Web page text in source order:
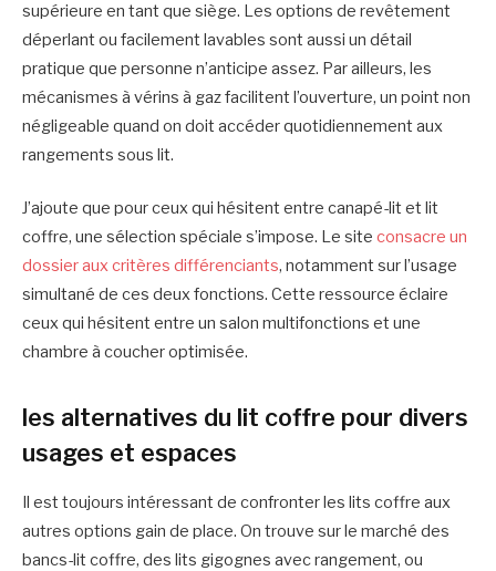
supérieure en tant que siège. Les options de revêtement
déperlant ou facilement lavables sont aussi un détail
pratique que personne n’anticipe assez. Par ailleurs, les
mécanismes à vérins à gaz facilitent l’ouverture, un point non
négligeable quand on doit accéder quotidiennement aux
rangements sous lit.
J’ajoute que pour ceux qui hésitent entre canapé-lit et lit
coffre, une sélection spéciale s’impose. Le site consacre un
dossier aux critères différenciants, notamment sur l’usage
simultané de ces deux fonctions. Cette ressource éclaire
ceux qui hésitent entre un salon multifonctions et une
chambre à coucher optimisée.
les alternatives du lit coffre pour divers
usages et espaces
Il est toujours intéressant de confronter les lits coffre aux
autres options gain de place. On trouve sur le marché des
bancs-lit coffre, des lits gigognes avec rangement, ou